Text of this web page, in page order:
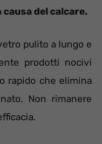
del calcare.
pulito a lungo e
prodotti nocivi
rapido che elimina
Non rimanere